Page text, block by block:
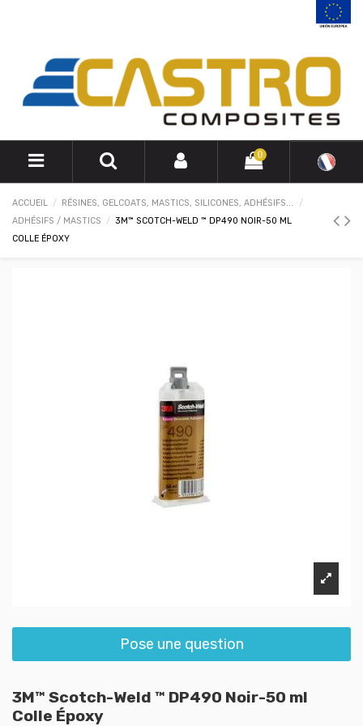
0
ACCUEIL
RÉSINES, GELCOATS, MASTICS, SILICONES, ADHÉSIFS...
ADHÉSIFS / MASTICS
3M™ SCOTCH-WELD ™ DP490 NOIR-50 ML
COLLE ÉPOXY
Pose une question
3M™ Scotch-Weld ™ DP490 Noir-50 ml
Colle Époxy